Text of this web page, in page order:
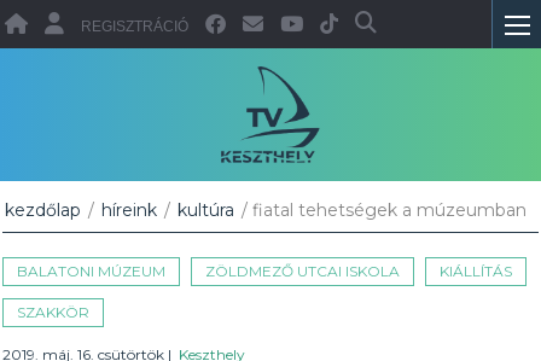
REGISZTRÁCIÓ
kezdőlap / híreink / kultúra / fiatal tehetségek a múzeumban
BALATONI MÚZEUM ZÖLDMEZŐ UTCAI ISKOLA KIÁLLÍTÁS
SZAKKÖR
2019. máj. 16. csütörtök | Keszthely